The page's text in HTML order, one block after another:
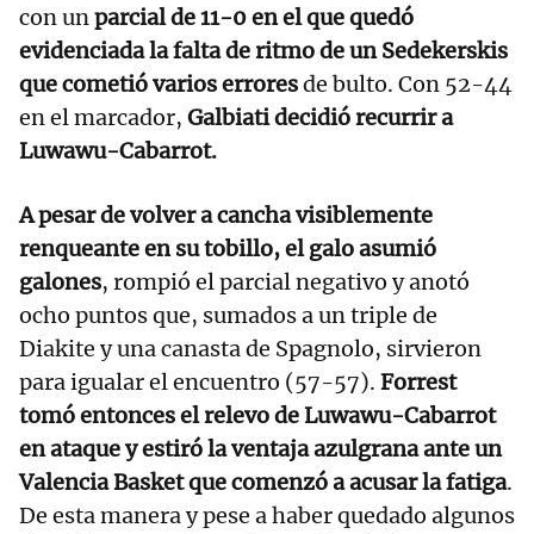
con unparcial de 11-0 en el que quedó
evidenciada la falta de ritmo de un Sedekerskis
que cometió varios erroresde bulto. Con 52-44
en el marcador, Galbiati decidió recurrir a
Luwawu-Cabarrot.
A pesar de volver a cancha visiblemente
renqueante en su tobillo, el galo asumió
galones, rompió el parcial negativo y anotó
ocho puntos que, sumados a un triple de
Diakite y una canasta de Spagnolo, sirvieron
para igualar el encuentro (57-57). Forrest
tomó entonces el relevo de Luwawu-Cabarrot
en ataque y estiró la ventaja azulgrana ante un
Valencia Basket que comenzó a acusar la fatiga.
De esta manera y pese a haber quedado algunos